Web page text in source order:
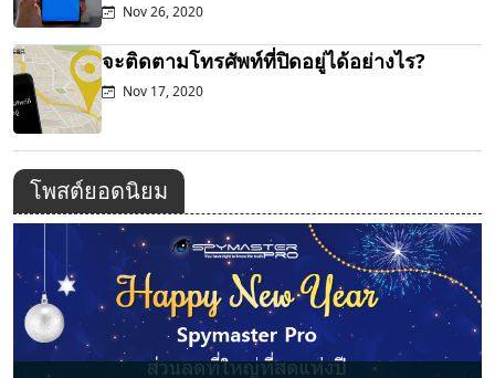
Nov 26, 2020
จะติดตามโทรศัพท์ที่ปิดอยู่ได้อย่างไร?
Nov 17, 2020
โพสต์ยอดนิยม